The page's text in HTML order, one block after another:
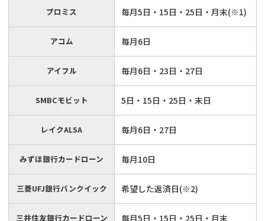
プロミス 毎月5日・15日・25日・月末(※1)
アコム 毎月6日
アイフル 毎月6日・23日・27日
SMBCモビット 5日・15日・25日・末日
レイクALSA 毎月6日・27日
みずほ銀行カードローン 毎月10日
三菱UFJ銀行バンクイック 希望した返済日(※2)
三井住友銀行カードローン 毎月5日・15日・25日・月末